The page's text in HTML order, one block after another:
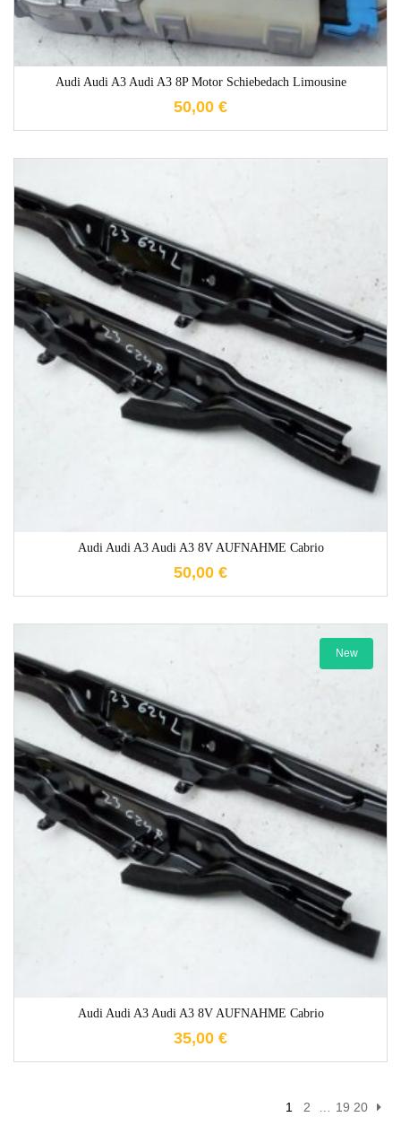
Audi Audi A3 Audi A3 8P Motor Schiebedach Limousine
50,00 €
Audi Audi A3 Audi A3 8V AUFNAHME Cabrio
50,00 €
1-3 Werktage
New
Audi Audi A3 Audi A3 8V AUFNAHME Cabrio
35,00 €
1-3 Werktage
1 2 19 20